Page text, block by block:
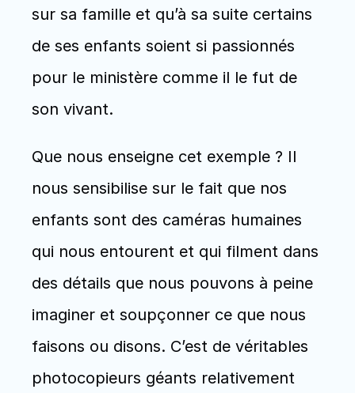
sur sa famille et qu’à sa suite certains
de ses enfants soient si passionnés
pour le ministère comme il le fut de
son vivant.
Que nous enseigne cet exemple ? Il
nous sensibilise sur le fait que nos
enfants sont des caméras humaines
qui nous entourent et qui filment dans
des détails que nous pouvons à peine
imaginer et soupçonner ce que nous
faisons ou disons. C’est de véritables
photocopieurs géants relativement